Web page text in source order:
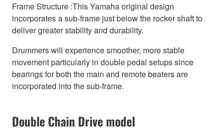
Frame Structure :This Yamaha original design
incorporates a sub-frame just below the rocker shaft to
deliver greater stability and durability.
Drummers will experience smoother, more stable
movement particularly in double pedal setups since
bearings for both the main and remote beaters are
incorporated into the sub-frame.
Double Chain Drive model